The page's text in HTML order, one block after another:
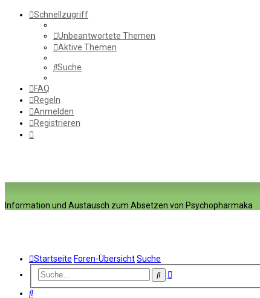
Schnellzugriff
Unbeantwortete Themen
Aktive Themen
Suche
FAQ
Regeln
Anmelden
Registrieren
Information und Austausch zum Absetzen von Psychopharmaka
Startseite Foren-ÜbersichtSuche
SucheErweiterte
Suche